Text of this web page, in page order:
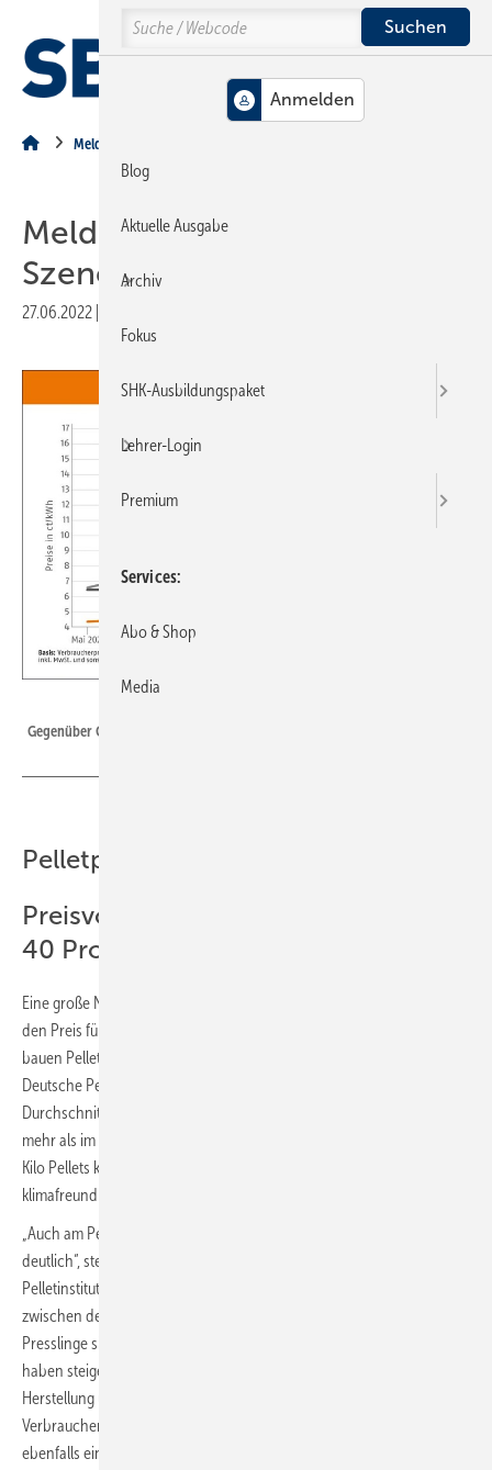
Hauptinhalt
Hauptmenü
SiteSearch
Meldungen aus der Branche
Meldungen für die SHK-
Szene
27.06.2022
Gegenüber Gas oder Öl ist der Preissprung nicht so groß
Pelletpreis steigt im Juni
Preisvorteil zu Öl und Gas bei über
40 Prozent
Eine große Nachfrage gepaart mit hohen Produktionskosten lassen
den Preis für Pellets weiter steigen. Im Vergleich zu Heizöl und Erdgas
bauen Pellets aber ihren Preisvorteil auf über 40 Prozent aus. Wie das
Deutsche Pelletinstitut (DEPI) berichtet, liegt der bundesweite
Durchschnittspreis bei 431,56 Euro/Tonne (t). Das sind 9,7 Prozent
mehr als im Vormonat und 95,0 Prozent mehr als im Juni 2021. Ein
Kilo Pellets kostet 43,16 Cent, die Kilowattstunde (kWh)
klimafreundliche Wärme 8,63 Cent.
„Auch am Pelletmarkt zeigen sich die Verwerfungen der Energiemärkte
deutlich“, stellt Martin Bentele, Geschäftsführer beim Deutschen
Pelletinstitut, fest. „Allerdings besteht kein direkter Zusammenhang
zwischen den Kosten für fossile Energieträger und Pellets. Die
Presslinge sind über 40 Prozent günstiger als Öl und Gas. Indirekt
haben steigende Strom- und Spritkosten natürlich einen Effekt auf
Herstellung und Transport. Allerdings ist die Verunsicherung der
Verbraucher und die damit einhergehende sehr hohe Nachfrage
ebenfalls ein Grund für den Anstieg des Pelletpreises.“ Hintergründe
Search
Blog
Aktuelle Ausgabe
Archiv
Fokus
SHK-Ausbildungspaket
Lehrer-Login
Premium
Services
Abo & Shop
Media